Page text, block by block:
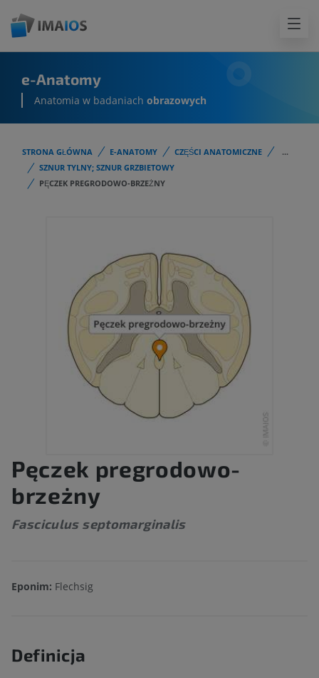
e-Anatomy
Anatomia w badaniach obrazowych
STRONA GŁÓWNA E-ANATOMY CZĘŚCI ANATOMICZNE
...
SZNUR TYLNY; SZNUR GRZBIETOWY
PĘCZEK PREGRODOWO-BRZEŻNY
Pęczek pregrodowo-
brzeżny
Fasciculus septomarginalis
Eponim: Flechsig
Definicja